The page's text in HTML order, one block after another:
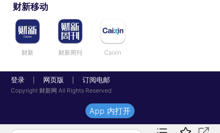
财新移动
财新 财新周刊 Caixin
登录 网页版 订阅电邮
Copyright 财新网 All Rights Reserved
App 内打开